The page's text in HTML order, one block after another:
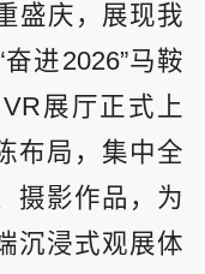
盛庆，展现我
进2026”马鞍
展厅正式上
布局，集中全
摄影作品，为
沉浸式观展体